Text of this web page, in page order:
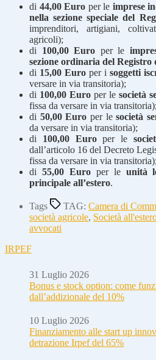
di 44,00 Euro per le imprese
nella sezione speciale del
imprenditori, artigiani,
agricoli);
di 100,00 Euro per le
sezione ordinaria del Registro
di 15,00 Euro per i soggetti
versare in via transitoria);
di 100,00 Euro per le società
fissa da versare in via transitoria);
di 50,00 Euro per lesocietà
da versare in via transitoria);
di 100,00 Europer le
dall’articolo 16 del Decreto
fissa da versare in via transitoria);
di 55,00 Europer le unità
principale all’estero.
Tags TAG: Camera di
società agricole, Società
avvocati
IRPEF
31 Luglio 2026
Bonus e stock option: come
dall’addizionale del 10%
10 Luglio 2026
Finanziamento alle start up
detrazione Irpef del 65%